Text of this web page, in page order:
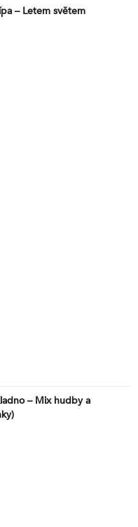
– Letem světem
– Mix hudby a